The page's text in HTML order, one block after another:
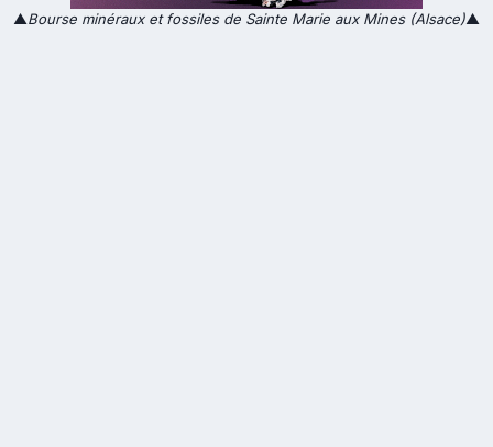
▲Bourse minéraux et fossiles de Sainte Marie aux Mines (Alsace)▲